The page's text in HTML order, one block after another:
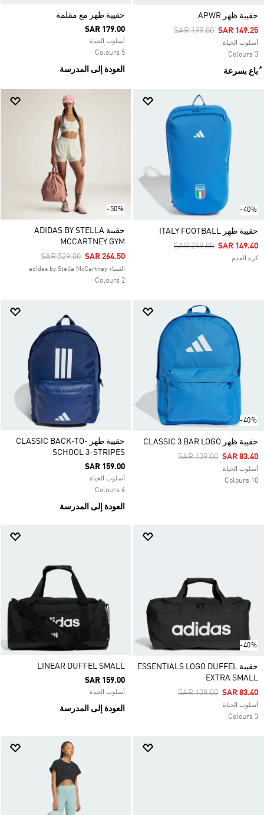
حقيبة ظهر APWR
Price Reduced From
SAR 199.00ToSAR 149.25
أسلوب الحياة
3 Colours
ُباع بسرعة
حقيبة ظهر مع مقلمة
SAR 179.00
أسلوب الحياة
5 Colours
العودة إلى المدرسة
-40%
حقيبة ظهر ITALY FOOTBALL
Price Reduced From
SAR 249.00ToSAR 149.40
كرة القدم
-50%
حقيبة ADIDAS BY STELLA
MCCARTNEY GYM
Price Reduced From
SAR 529.00ToSAR 264.50
النساء adidas by Stella McCartney
2 Colours
-40%
حقيبة ظهر CLASSIC 3 BAR LOGO
Price Reduced From
SAR 139.00ToSAR 83.40
أسلوب الحياة
10 Colours
حقيبة ظهر CLASSIC BACK-TO-
SCHOOL 3-STRIPES
SAR 159.00
أسلوب الحياة
6 Colours
العودة إلى المدرسة
-40%
حقيبة ESSENTIALS LOGO DUFFEL
EXTRA SMALL
Price Reduced From
SAR 139.00ToSAR 83.40
أسلوب الحياة
3 Colours
LINEAR DUFFEL SMALL
SAR 159.00
أسلوب الحياة
العودة إلى المدرسة